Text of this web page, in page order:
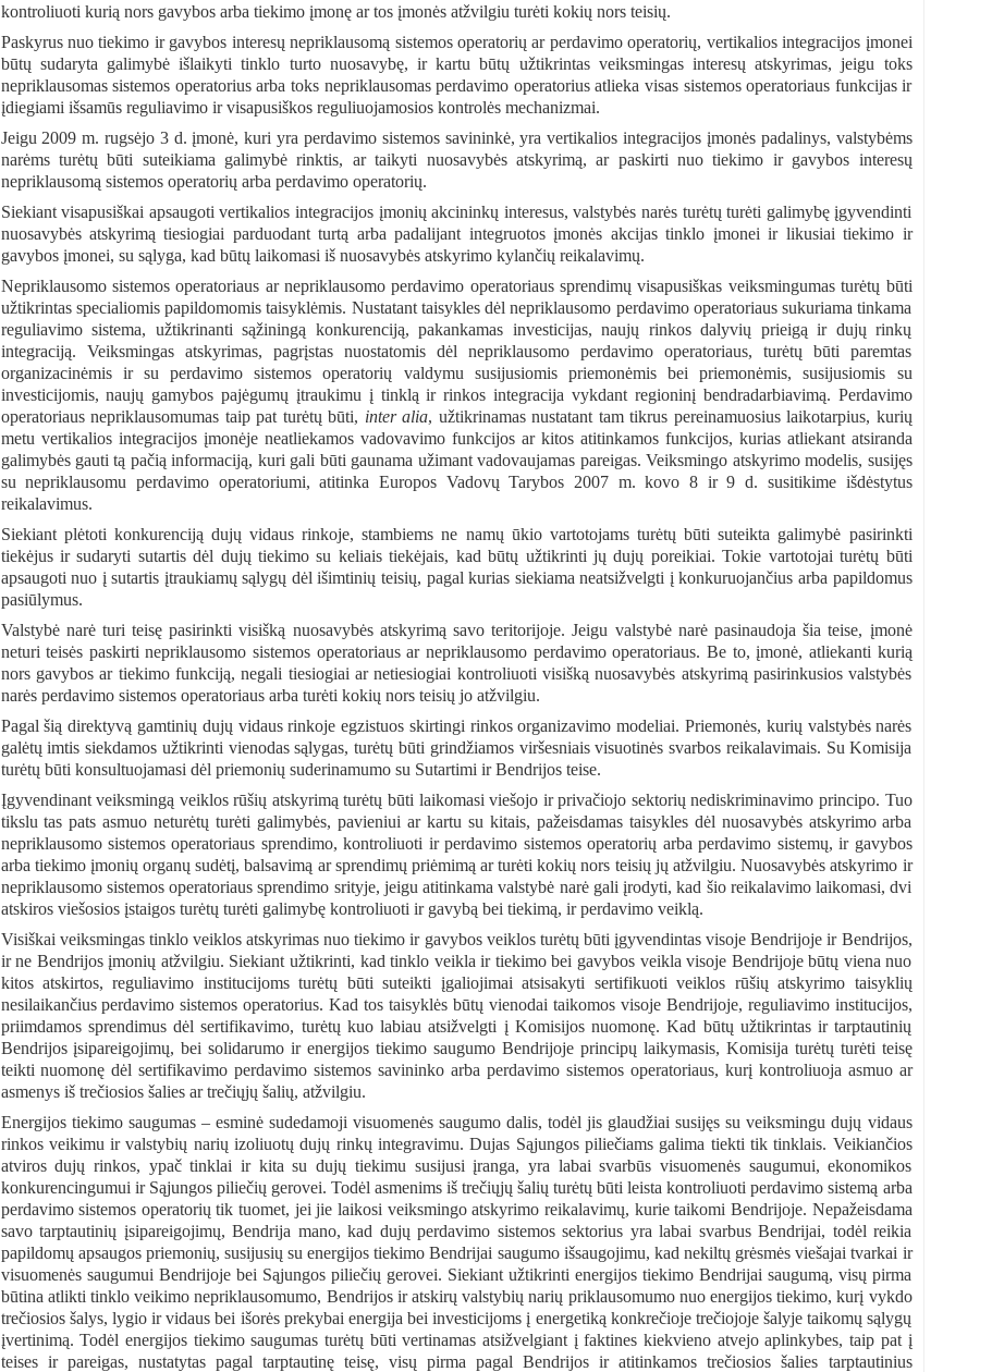
kontroliuoti kurią nors gavybos arba tiekimo įmonę ar tos įmonės atžvilgiu turėti kokių nors teisių.
Paskyrus nuo tiekimo ir gavybos interesų nepriklausomą sistemos operatorių ar perdavimo operatorių, vertikalios integracijos įmonei
būtų sudaryta galimybė išlaikyti tinklo turto nuosavybę, ir kartu būtų užtikrintas veiksmingas interesų atskyrimas, jeigu toks
nepriklausomas sistemos operatorius arba toks nepriklausomas perdavimo operatorius atlieka visas sistemos operatoriaus funkcijas ir
įdiegiami išsamūs reguliavimo ir visapusiškos reguliuojamosios kontrolės mechanizmai.
Jeigu 2009 m. rugsėjo 3 d. įmonė, kuri yra perdavimo sistemos savininkė, yra vertikalios integracijos įmonės padalinys, valstybėms
narėms turėtų būti suteikiama galimybė rinktis, ar taikyti nuosavybės atskyrimą, ar paskirti nuo tiekimo ir gavybos interesų
nepriklausomą sistemos operatorių arba perdavimo operatorių.
Siekiant visapusiškai apsaugoti vertikalios integracijos įmonių akcininkų interesus, valstybės narės turėtų turėti galimybę įgyvendinti
nuosavybės atskyrimą tiesiogiai parduodant turtą arba padalijant integruotos įmonės akcijas tinklo įmonei ir likusiai tiekimo ir
gavybos įmonei, su sąlyga, kad būtų laikomasi iš nuosavybės atskyrimo kylančių reikalavimų.
Nepriklausomo sistemos operatoriaus ar nepriklausomo perdavimo operatoriaus sprendimų visapusiškas veiksmingumas turėtų būti
užtikrintas specialiomis papildomomis taisyklėmis. Nustatant taisykles dėl nepriklausomo perdavimo operatoriaus sukuriama tinkama
reguliavimo sistema, užtikrinanti sąžiningą konkurenciją, pakankamas investicijas, naujų rinkos dalyvių prieigą ir dujų rinkų
integraciją. Veiksmingas atskyrimas, pagrįstas nuostatomis dėl nepriklausomo perdavimo operatoriaus, turėtų būti paremtas
organizacinėmis ir su perdavimo sistemos operatorių valdymu susijusiomis priemonėmis bei priemonėmis, susijusiomis su
investicijomis, naujų gamybos pajėgumų įtraukimu į tinklą ir rinkos integracija vykdant regioninį bendradarbiavimą. Perdavimo
operatoriaus nepriklausomumas taip pat turėtų būti, inter alia, užtikrinamas nustatant tam tikrus pereinamuosius laikotarpius, kurių
metu vertikalios integracijos įmonėje neatliekamos vadovavimo funkcijos ar kitos atitinkamos funkcijos, kurias atliekant atsiranda
galimybės gauti tą pačią informaciją, kuri gali būti gaunama užimant vadovaujamas pareigas. Veiksmingo atskyrimo modelis, susijęs
su nepriklausomu perdavimo operatoriumi, atitinka Europos Vadovų Tarybos 2007 m. kovo 8 ir 9 d. susitikime išdėstytus
reikalavimus.
Siekiant plėtoti konkurenciją dujų vidaus rinkoje, stambiems ne namų ūkio vartotojams turėtų būti suteikta galimybė pasirinkti
tiekėjus ir sudaryti sutartis dėl dujų tiekimo su keliais tiekėjais, kad būtų užtikrinti jų dujų poreikiai. Tokie vartotojai turėtų būti
apsaugoti nuo į sutartis įtraukiamų sąlygų dėl išimtinių teisių, pagal kurias siekiama neatsižvelgti į konkuruojančius arba papildomus
pasiūlymus.
Valstybė narė turi teisę pasirinkti visišką nuosavybės atskyrimą savo teritorijoje. Jeigu valstybė narė pasinaudoja šia teise, įmonė
neturi teisės paskirti nepriklausomo sistemos operatoriaus ar nepriklausomo perdavimo operatoriaus. Be to, įmonė, atliekanti kurią
nors gavybos ar tiekimo funkciją, negali tiesiogiai ar netiesiogiai kontroliuoti visišką nuosavybės atskyrimą pasirinkusios valstybės
narės perdavimo sistemos operatoriaus arba turėti kokių nors teisių jo atžvilgiu.
Pagal šią direktyvą gamtinių dujų vidaus rinkoje egzistuos skirtingi rinkos organizavimo modeliai. Priemonės, kurių valstybės narės
galėtų imtis siekdamos užtikrinti vienodas sąlygas, turėtų būti grindžiamos viršesniais visuotinės svarbos reikalavimais. Su Komisija
turėtų būti konsultuojamasi dėl priemonių suderinamumo su Sutartimi ir Bendrijos teise.
Įgyvendinant veiksmingą veiklos rūšių atskyrimą turėtų būti laikomasi viešojo ir privačiojo sektorių nediskriminavimo principo. Tuo
tikslu tas pats asmuo neturėtų turėti galimybės, pavieniui ar kartu su kitais, pažeisdamas taisykles dėl nuosavybės atskyrimo arba
nepriklausomo sistemos operatoriaus sprendimo, kontroliuoti ir perdavimo sistemos operatorių arba perdavimo sistemų, ir gavybos
arba tiekimo įmonių organų sudėtį, balsavimą ar sprendimų priėmimą ar turėti kokių nors teisių jų atžvilgiu. Nuosavybės atskyrimo ir
nepriklausomo sistemos operatoriaus sprendimo srityje, jeigu atitinkama valstybė narė gali įrodyti, kad šio reikalavimo laikomasi, dvi
atskiros viešosios įstaigos turėtų turėti galimybę kontroliuoti ir gavybą bei tiekimą, ir perdavimo veiklą.
Visiškai veiksmingas tinklo veiklos atskyrimas nuo tiekimo ir gavybos veiklos turėtų būti įgyvendintas visoje Bendrijoje ir Bendrijos,
ir ne Bendrijos įmonių atžvilgiu. Siekiant užtikrinti, kad tinklo veikla ir tiekimo bei gavybos veikla visoje Bendrijoje būtų viena nuo
kitos atskirtos, reguliavimo institucijoms turėtų būti suteikti įgaliojimai atsisakyti sertifikuoti veiklos rūšių atskyrimo taisyklių
nesilaikančius perdavimo sistemos operatorius. Kad tos taisyklės būtų vienodai taikomos visoje Bendrijoje, reguliavimo institucijos,
priimdamos sprendimus dėl sertifikavimo, turėtų kuo labiau atsižvelgti į Komisijos nuomonę. Kad būtų užtikrintas ir tarptautinių
Bendrijos įsipareigojimų, bei solidarumo ir energijos tiekimo saugumo Bendrijoje principų laikymasis, Komisija turėtų turėti teisę
teikti nuomonę dėl sertifikavimo perdavimo sistemos savininko arba perdavimo sistemos operatoriaus, kurį kontroliuoja asmuo ar
asmenys iš trečiosios šalies ar trečiųjų šalių, atžvilgiu.
Energijos tiekimo saugumas – esminė sudedamoji visuomenės saugumo dalis, todėl jis glaudžiai susijęs su veiksmingu dujų vidaus
rinkos veikimu ir valstybių narių izoliuotų dujų rinkų integravimu. Dujas Sąjungos piliečiams galima tiekti tik tinklais. Veikiančios
atviros dujų rinkos, ypač tinklai ir kita su dujų tiekimu susijusi įranga, yra labai svarbūs visuomenės saugumui, ekonomikos
konkurencingumui ir Sąjungos piliečių gerovei. Todėl asmenims iš trečiųjų šalių turėtų būti leista kontroliuoti perdavimo sistemą arba
perdavimo sistemos operatorių tik tuomet, jei jie laikosi veiksmingo atskyrimo reikalavimų, kurie taikomi Bendrijoje. Nepažeisdama
savo tarptautinių įsipareigojimų, Bendrija mano, kad dujų perdavimo sistemos sektorius yra labai svarbus Bendrijai, todėl reikia
papildomų apsaugos priemonių, susijusių su energijos tiekimo Bendrijai saugumo išsaugojimu, kad nekiltų grėsmės viešajai tvarkai ir
visuomenės saugumui Bendrijoje bei Sąjungos piliečių gerovei. Siekiant užtikrinti energijos tiekimo Bendrijai saugumą, visų pirma
būtina atlikti tinklo veikimo nepriklausomumo, Bendrijos ir atskirų valstybių narių priklausomumo nuo energijos tiekimo, kurį vykdo
trečiosios šalys, lygio ir vidaus bei išorės prekybai energija bei investicijoms į energetiką konkrečioje trečiojoje šalyje taikomų sąlygų
įvertinimą. Todėl energijos tiekimo saugumas turėtų būti vertinamas atsižvelgiant į faktines kiekvieno atvejo aplinkybes, taip pat į
teises ir pareigas, nustatytas pagal tarptautinę teisę, visų pirma pagal Bendrijos ir atitinkamos trečiosios šalies tarptautinius